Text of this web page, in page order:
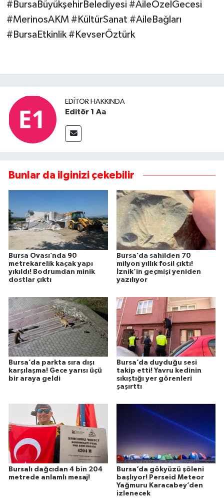
#BursaBüyükşehirBelediyesi #AileÖzelGecesi
#MerinosAKM #KültürSanat #AileBağları
#BursaEtkinlik #KevserÖztürk
EDITÖR HAKKINDA
Editör 1 Aa
Bunlar da ilginizi çekebilir
Bursa Ovası’nda 90
metrekarelik kaçak yapı
yıkıldı! Bodrumdan minik
dostlar çıktı
Bursa’da sahilden 70
milyon yıllık fosil çıktı!
İznik’in geçmişi yeniden
yazılıyor
Bursa’da parkta sıra dışı
karşılaşma! Gece yarısı üçü
bir araya geldi
Bursa’da duyduğu sesi
takip etti! Yavru kedinin
sıkıştığı yer görenleri
şaşırttı
Bursalı dağcıdan 4 bin 204
metrede anlamlı mesaj!
Bursa’da gökyüzü şöleni
başlıyor! Perseid Meteor
Yağmuru Karacabey’den
izlenecek